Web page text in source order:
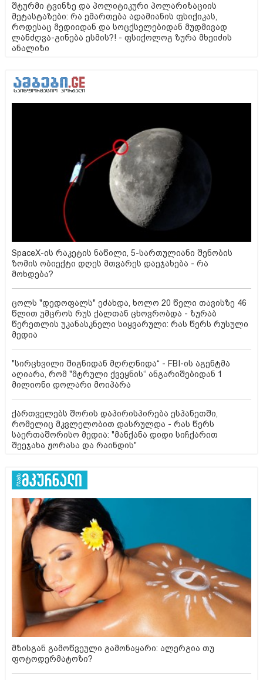
შტურმი ტვინზე და პოლიტიკური პოლარიზაციის
მეტასტაზები: რა ემართება ადამიანის ფსიქიკას,
როდესაც მედიიდან და სოცქსელებიდან მუდმივად
ლანძღვა-გინება ესმის?! - ფსიქოლოგ ზურა მხეიძის
ანალიზი
SpaceX-ის რაკეტის ნაწილი, 5-სართულიანი შენობის
ზომის ობიექტი დღეს მთვარეს დაეჯახება - რა
მოხდება?
ცოლს "დედოფალს" ეძახდა, ხოლო 20 წელი თავისზე 46
წლით უმცროს რუს ქალთან ცხოვრობდა - ზურაბ
წერეთლის უკანასკნელი სიყვარული: რას წერს რუსული
მედია
"სირცხვილი შიგნიდან მღრღნიდა“ - FBI-ის აგენტმა
აღიარა, რომ "მტრული ქვეყნის“ ანგარიშებიდან 1
მილიონი დოლარი მოიპარა
ქართველებს შორის დაპირისპირება ესპანეთში,
რომელიც მკვლელობით დასრულდა - რას წერს
საერთაშორისო მედია: "მანქანა დიდი სიჩქარით
შეეჯახა ჟორასა და რაინდის"
მზისგან გამოწვეული გამონაყარი: ალერგია თუ
ფოტოდერმატოზი?